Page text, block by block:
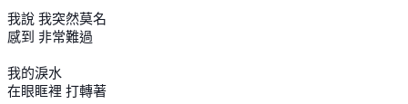
我說 我突然莫名
感到 非常難過
我的淚水
在眼眶裡 打轉著